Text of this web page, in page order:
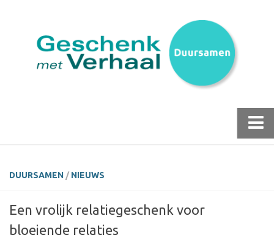
Nieuws over GmV Collectie
DUURSAMEN / NIEUWS
Een vrolijk relatiegeschenk voor
bloeiende relaties